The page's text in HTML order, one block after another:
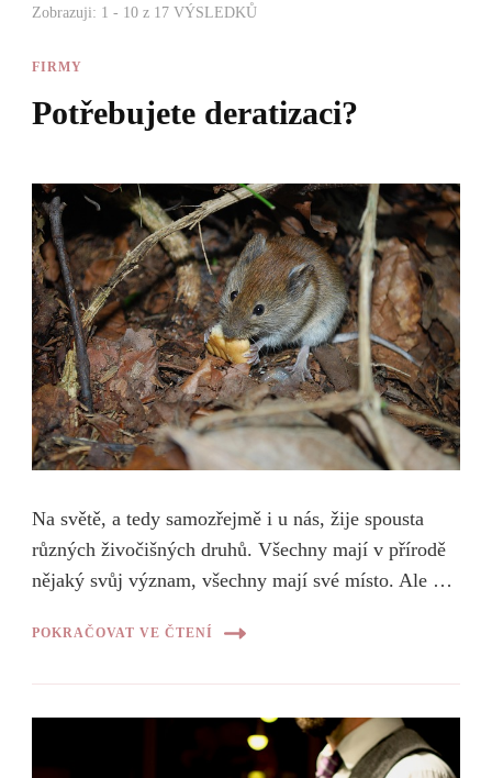
Zobrazuji: 1 - 10 z 17 VÝSLEDKŮ
FIRMY
Potřebujete deratizaci?
Na světě, a tedy samozřejmě i u nás, žije spousta
různých živočišných druhů. Všechny mají v přírodě
nějaký svůj význam, všechny mají své místo. Ale …
POKRAČOVAT VE ČTENÍ